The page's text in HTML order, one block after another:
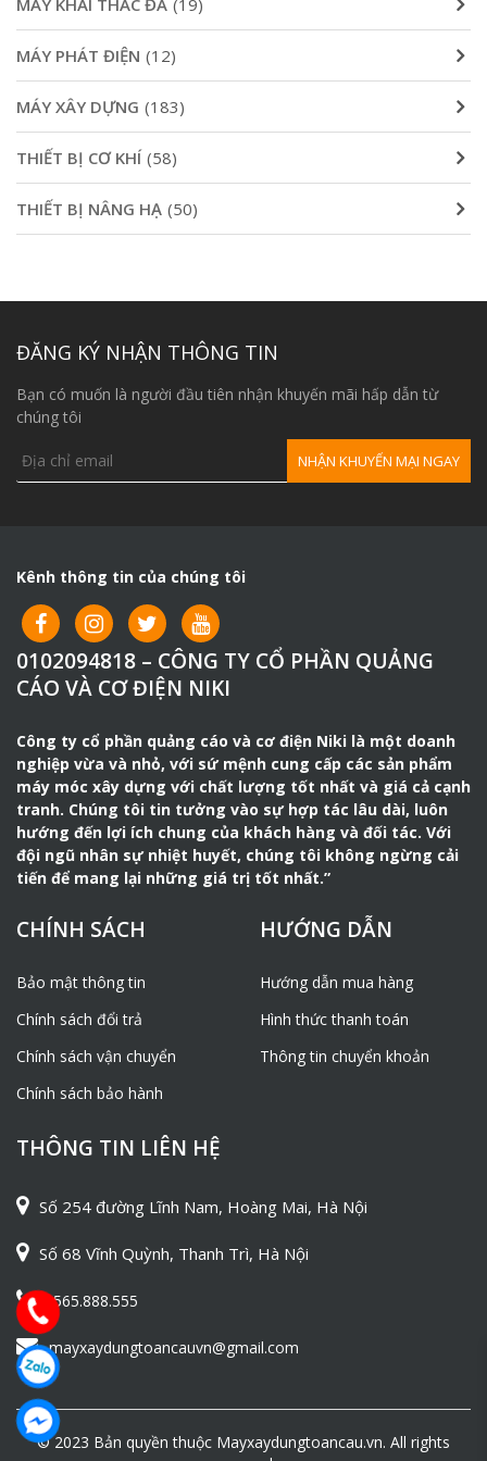
MÁY PHÁT ĐIỆN (12)
MÁY XÂY DỰNG (183)
THIẾT BỊ CƠ KHÍ (58)
THIẾT BỊ NÂNG HẠ (50)
ĐĂNG KÝ NHẬN THÔNG TIN
Bạn có muốn là người đầu tiên nhận khuyến mãi hấp dẫn từ
chúng tôi
Kênh thông tin của chúng tôi
0102094818 – CÔNG TY CỔ PHẦN QUẢNG
CÁO VÀ CƠ ĐIỆN NIKI
Công ty cổ phần quảng cáo và cơ điện Niki là một doanh
nghiệp vừa và nhỏ, với sứ mệnh cung cấp các sản phẩm
máy móc xây dựng với chất lượng tốt nhất và giá cả cạnh
tranh. Chúng tôi tin tưởng vào sự hợp tác lâu dài, luôn
hướng đến lợi ích chung của khách hàng và đối tác. Với
đội ngũ nhân sự nhiệt huyết, chúng tôi không ngừng cải
tiến để mang lại những giá trị tốt nhất.”
CHÍNH SÁCH
Bảo mật thông tin
Chính sách đổi trả
Chính sách vận chuyển
Chính sách bảo hành
HƯỚNG DẪN
Hướng dẫn mua hàng
Hình thức thanh toán
Thông tin chuyển khoản
THÔNG TIN LIÊN HỆ
Số 254 đường Lĩnh Nam, Hoàng Mai, Hà Nội
Số 68 Vĩnh Quỳnh, Thanh Trì, Hà Nội
0565.888.555
mayxaydungtoancauvn@gmail.com
© 2023 Bản quyền thuộc Mayxaydungtoancau.vn. All rights